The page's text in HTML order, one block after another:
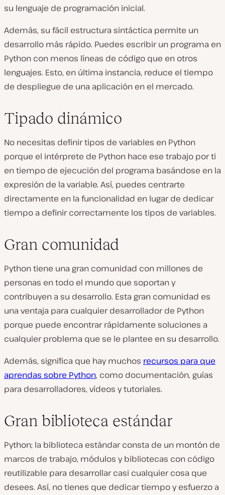
su lenguaje de programación inicial.
Además, su fácil estructura sintáctica permite un
desarrollo más rápido. Puedes escribir un programa en
Python con menos líneas de código que en otros
lenguajes. Esto, en última instancia, reduce el tiempo
de despliegue de una aplicación en el mercado.
Tipado dinámico
No necesitas definir tipos de variables en Python
porque el intérprete de Python hace ese trabajo por ti
en tiempo de ejecución del programa basándose en la
expresión de la variable. Así, puedes centrarte
directamente en la funcionalidad en lugar de dedicar
tiempo a definir correctamente los tipos de variables.
Gran comunidad
Python tiene una gran comunidad con millones de
personas en todo el mundo que soportan y
contribuyen a su desarrollo. Esta gran comunidad es
una ventaja para cualquier desarrollador de Python
porque puede encontrar rápidamente soluciones a
cualquier problema que se le plantee en su desarrollo.
Además, significa que hay muchos recursos para que
aprendas sobre Python, como documentación, guías
para desarrolladores, vídeos y tutoriales.
Gran biblioteca estándar
Python; la biblioteca estándar consta de un montón de
marcos de trabajo, módulos y bibliotecas con código
reutilizable para desarrollar casi cualquier cosa que
desees. Así, no tienes que dedicar tiempo y esfuerzo a